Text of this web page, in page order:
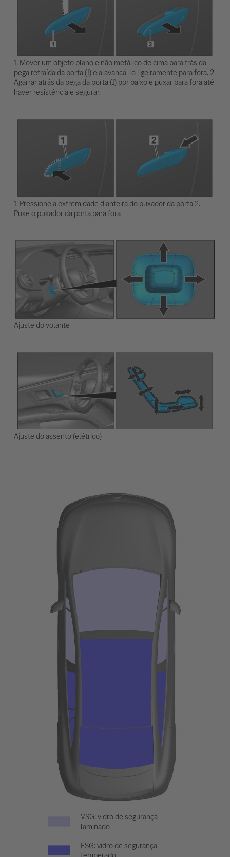
1. Mover um objeto plano e não metálico de cima para trás da
pega retraída da porta (1) e alavancá-lo ligeiramente para fora. 2.
Agarrar atrás da pega da porta (1) por baixo e puxar para fora até
haver resistência e segurar.
1. Pressione a extremidade dianteira do puxador da porta 2.
Puxe o puxador da porta para fora
Ajuste do volante
Ajuste do assento (elétrico)
VSG: vidro de segurança
laminado
ESG: vidro de segurança